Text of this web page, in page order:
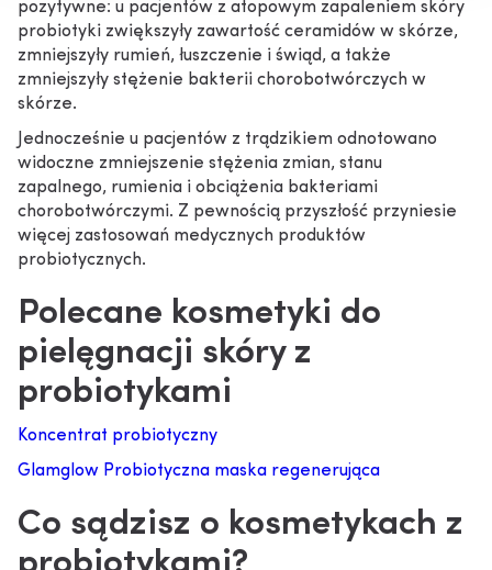
pozytywne: u pacjentów z atopowym zapaleniem skóry
probiotyki zwiększyły zawartość ceramidów w skórze,
zmniejszyły rumień, łuszczenie i świąd, a także
zmniejszyły stężenie bakterii chorobotwórczych w
skórze.
Jednocześnie u pacjentów z trądzikiem odnotowano
widoczne zmniejszenie stężenia zmian, stanu
zapalnego, rumienia i obciążenia bakteriami
chorobotwórczymi. Z pewnością przyszłość przyniesie
więcej zastosowań medycznych produktów
probiotycznych.
Polecane kosmetyki do
pielęgnacji skóry z
probiotykami
Koncentrat probiotyczny
Glamglow Probiotyczna maska regenerująca
Co sądzisz o kosmetykach z